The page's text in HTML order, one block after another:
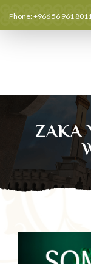
Phone: +966 56 961
ZAKA